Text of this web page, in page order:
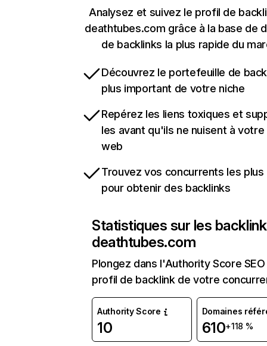
Analysez et suivez le profil de
deathtubes.com grâce à la base de
de backlinks la plus rapide du
Découvrez le portefeuille de
plus important de votre niche
Repérez les liens toxiques et
les avant qu'ils ne nuisent à
web
Trouvez vos concurrents les
pour obtenir des backlinks
Statistiques sur les
deathtubes.com
Plongez dans l'Authority Score
profil de backlink de votre
Authority Score
10
Domaines
610+118 %